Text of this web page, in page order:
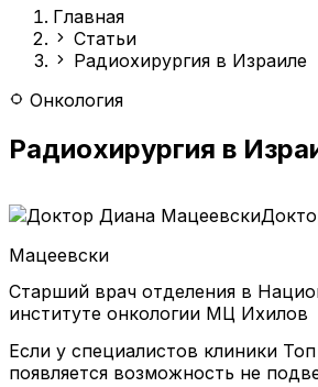
Главная
Статьи
Радиохирургия в Израиле
Онкология
Радиохирургия в
Мацеевски
Старший врач отделения в
институте онкологии МЦ Ихилов
Если у специалистов клиники
появляется возможность не